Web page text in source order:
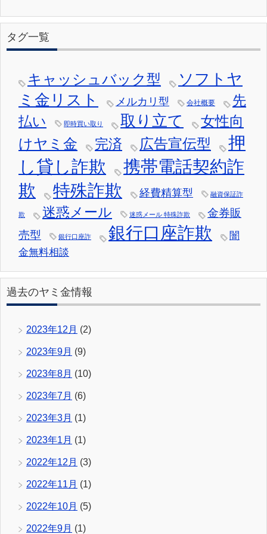
タグ一覧
キャッシュバック型
ソフトヤ
ミ金リスト
メルカリ型 会社概要
先
払い
即時買い取り 取り立て
女性向
けヤミ金
完済 広告宣伝型
押
し貸し詐欺
携帯電話契約詐
欺
特殊詐欺 経費精算型 融資保証詐
欺 迷惑メール 迷惑メール 特殊詐欺
金券販
売型
銀行口座詐 銀行口座詐欺
闇
金無料相談
過去のヤミ金情報
2023年12月 (2)
2023年9月 (9)
2023年8月 (10)
2023年7月 (6)
2023年3月 (1)
2023年1月 (1)
2022年12月 (3)
2022年11月 (1)
2022年10月 (5)
2022年9月 (1)